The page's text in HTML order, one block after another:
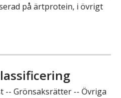
på ärtprotein, i övrigt
-- Grönsaksrätter -- Övriga